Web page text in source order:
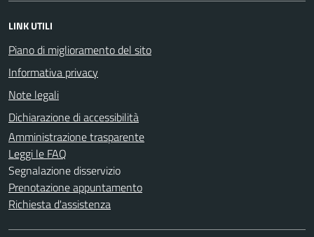
LINK UTILI
Piano di miglioramento del sito
Informativa privacy
Note legali
Dichiarazione di accessibilità
Amministrazione trasparente
Leggi le FAQ
Segnalazione disservizio
Prenotazione appuntamento
Richiesta d'assistenza